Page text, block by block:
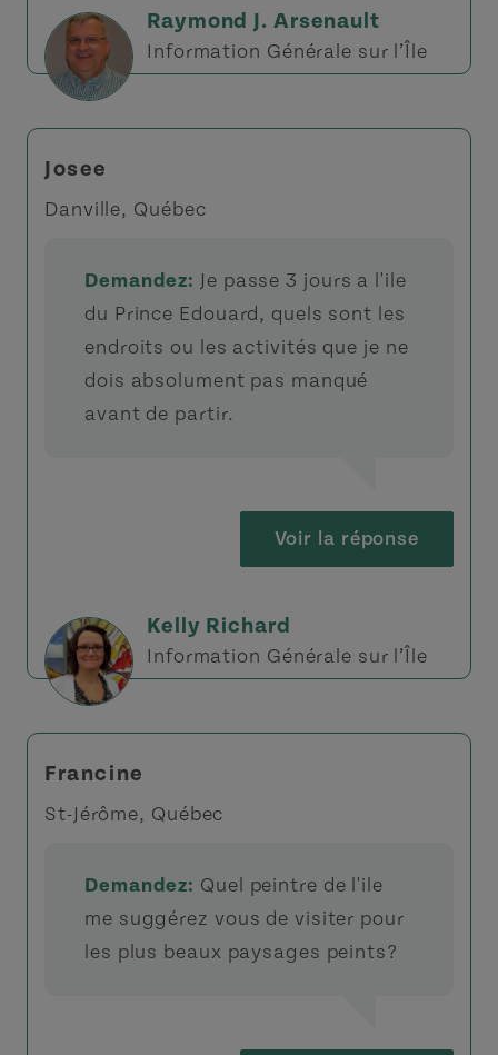
Raymond J. Arsenault
Information Générale sur l’Île
Josee
Danville, Québec
Demandez: Je passe 3 jours a l'ile
du Prince Edouard, quels sont les
endroits ou les activités que je ne
dois absolument pas manqué
avant de partir.
Voir la réponse
Kelly Richard
Information Générale sur l’Île
Francine
St-Jérôme, Québec
Demandez: Quel peintre de l'ile
me suggérez vous de visiter pour
les plus beaux paysages peints?